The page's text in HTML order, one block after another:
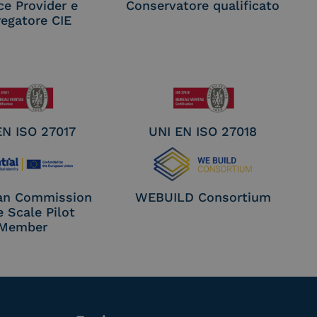
Provider e
CIE
Conservatore qualificato
ISO 27017 UNI EN ISO 27018
Commission
Scale Pilot
WEBUILD Consortium